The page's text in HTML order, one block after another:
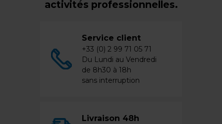
activités professionnelles.
Service client
+33 (0) 2 99 71 05 71
Du Lundi au Vendredi
de 8h30 à 18h
sans interruption
Livraison 48h